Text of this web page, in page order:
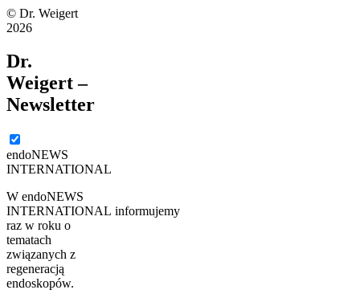
© Dr. Weigert
2026
Dr.
Weigert –
Newsletter
endoNEWS
INTERNATIONAL
W endoNEWS
INTERNATIONAL informujemy
raz w roku o
tematach
związanych z
regeneracją
endoskopów.